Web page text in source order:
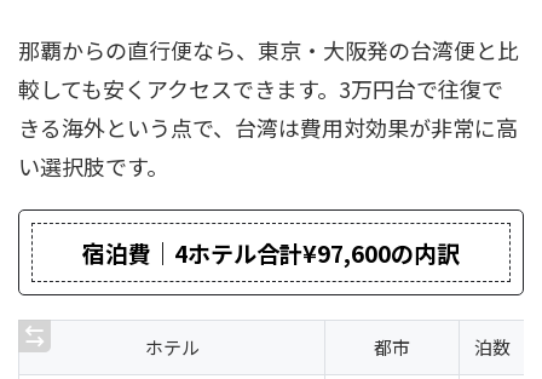
那覇からの直行便なら、東京・大阪発の台湾便と比
較しても安くアクセスできます。3万円台で往復で
きる海外という点で、台湾は費用対効果が非常に高
い選択肢です。
宿泊費｜4ホテル合計¥97,600の内訳
ホテル 都市 泊数